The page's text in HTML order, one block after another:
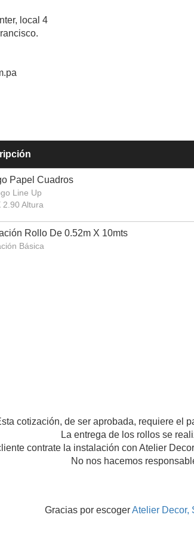
local 4
Papel Cuadros
Line Up
2.90 Altura
Rollo De 0.52m X 10mts
Básica
cotización, de ser aprobada, requiere el
La entrega de los rollos se
contrate la instalación con Atelier
No nos hacemos
Gracias por escogerAtelier Decor,